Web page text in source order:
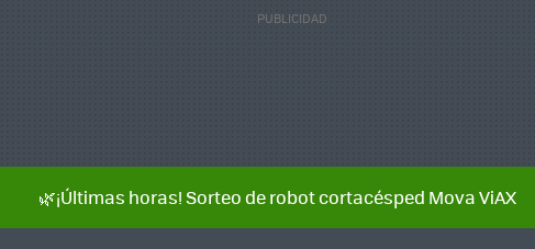
🌿¡Últimas horas! Sorteo de robot cortacésped Mova ViAX